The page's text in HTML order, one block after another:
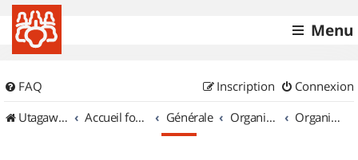
Menu
FAQ Connexion
Inscription
UtagawaVTT (Randos VTT et VTTAE avec traces GPS)
Accueil forum Générale Organisation de sorties & Recherche de partenaires Organisation de sorties en région Poitou Charentes